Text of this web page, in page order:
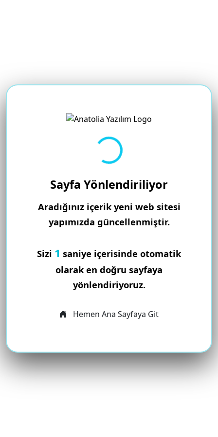
Sayfa Yönlendiriliyor
Aradığınız içerik yeni web sitesi
yapımızda güncellenmiştir.
Sizi 1 saniye içerisinde otomatik
olarak en doğru sayfaya
yönlendiriyoruz.
Hemen Ana Sayfaya Git